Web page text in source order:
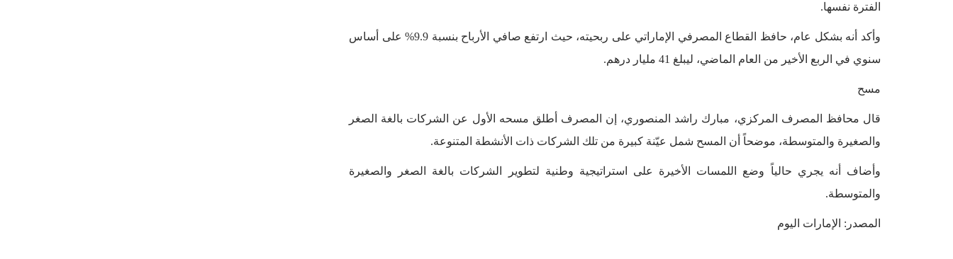
الفترة نفسها.
وأكد أنه بشكل عام، حافظ القطاع المصرفي الإماراتي على ربحيته، حيث ارتفع صافي الأرباح بنسبة 9.9% على أساس
سنوي في الربع الأخير من العام الماضي، ليبلغ 41 مليار درهم.
مسح
قال محافظ المصرف المركزي، مبارك راشد المنصوري، إن المصرف أطلق مسحه الأول عن الشركات بالغة الصغر
والصغيرة والمتوسطة، موضحاً أن المسح شمل عيّنة كبيرة من تلك الشركات ذات الأنشطة المتنوعة.
وأضاف أنه يجري حالياً وضع اللمسات الأخيرة على استراتيجية وطنية لتطوير الشركات بالغة الصغر والصغيرة
والمتوسطة.
المصدر: الإمارات اليوم